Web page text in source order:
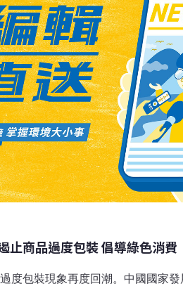
止商品過度包裝 倡導綠色消費
度包裝現象再度回潮。中國國家